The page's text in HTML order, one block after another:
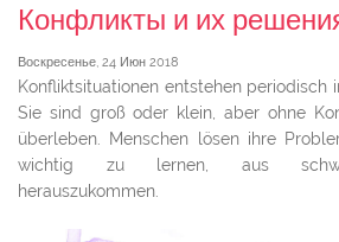
Конфликты и их
Воскресенье, 24 Июн 2018
Konfliktsituationen entstehen periodisch
Sie sind groß oder klein, aber ohne
überleben. Menschen lösen ihre
wichtig zu lernen, aus
herauszukommen.